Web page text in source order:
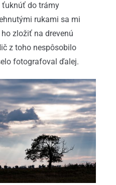
ťuknúť do trámy
rukami sa mi
zložiť na drevenú
z toho nespôsobilo
fotografoval ďalej.